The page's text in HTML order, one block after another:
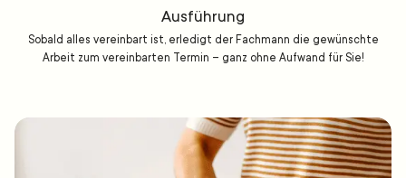
Ausführung
Sobald alles vereinbart ist, erledigt der Fachmann die gewünschte
Arbeit zum vereinbarten Termin – ganz ohne Aufwand für Sie!